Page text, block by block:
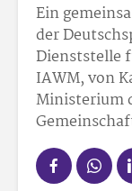
Ein
der
Dienststelle
IAWM, von
Ministerium